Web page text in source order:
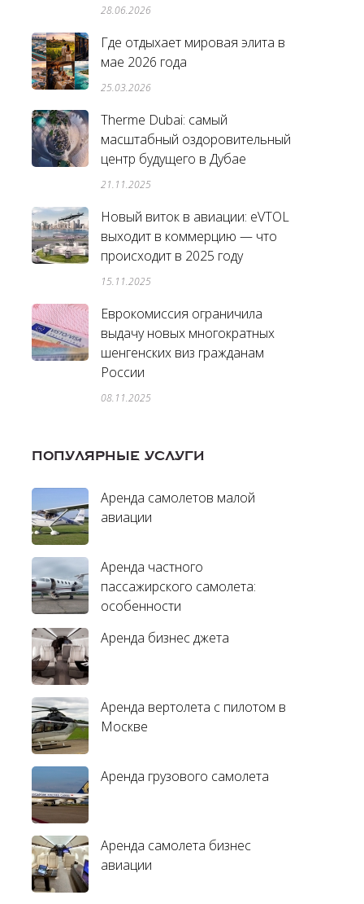
28.06.2026
Где отдыхает мировая элита в
мае 2026 года
25.03.2026
Therme Dubai: самый
масштабный оздоровительный
центр будущего в Дубае
21.11.2025
Новый виток в авиации: eVTOL
выходит в коммерцию — что
происходит в 2025 году
15.11.2025
Еврокомиссия ограничила
выдачу новых многократных
шенгенских виз гражданам
России
08.11.2025
ПОПУЛЯРНЫЕ УСЛУГИ
Аренда самолетов малой
авиации
Аренда частного
пассажирского самолета:
особенности
Аренда бизнес джета
Аренда вертолета с пилотом в
Москве
Аренда грузового самолета
Аренда самолета бизнес
авиации